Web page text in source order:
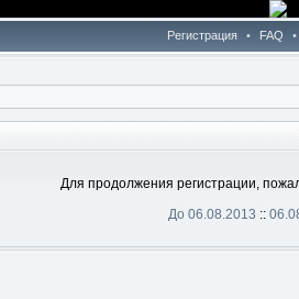
Регистрация • FAQ •
Для продолжения регистрации,
До 06.08.2013 ::